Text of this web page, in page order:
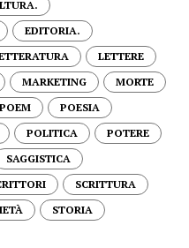
EDITORIA.
LETTERE
MARKETING
MORTE
POEM
POESIA
POLITICA
POTERE
SAGGISTICA
SCRITTURA
STORIA